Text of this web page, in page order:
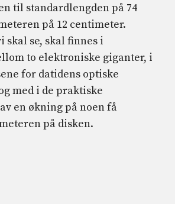
til standardlengden på 74
på 12 centimeter.
skal se, skal finnes i
to elektroniske giganter, i
for datidens optiske
med i de praktiske
en økning på noen få
på disken.